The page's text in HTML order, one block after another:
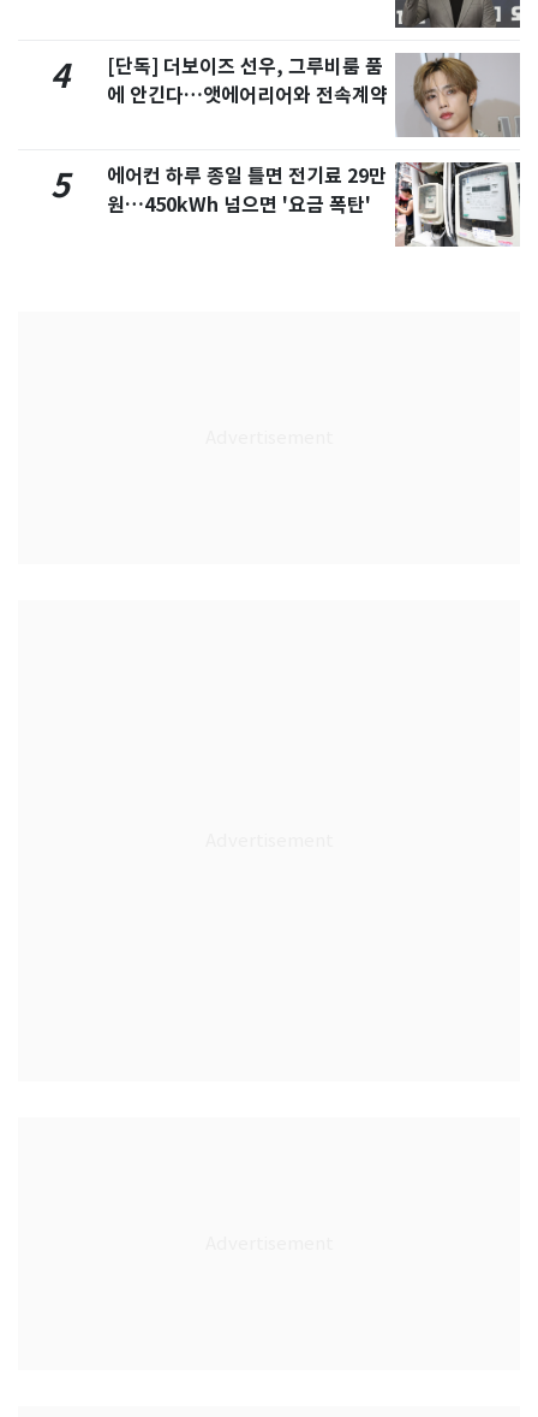
4
[단독] 더보이즈 선우, 그루비룸 품
에 안긴다…앳에어리어와 전속계약
5
에어컨 하루 종일 틀면 전기료 29만
원…450kWh 넘으면 '요금 폭탄'